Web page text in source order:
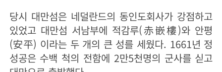
당시 대만섬은 네덜란드의 동인도회사가 강점하고
있었고 대만섬 서남부에 적감루(赤嵌樓)와 안평
(安平) 이라는 두 개의 큰 성를 세웠다. 1661년 정
성공은 수백 척의 전함에 2만5천명의 군사를 싣고